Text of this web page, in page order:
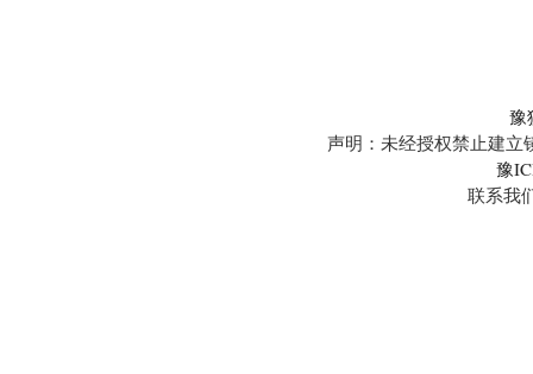
豫
声明：未经授权禁止建立
豫
联系我